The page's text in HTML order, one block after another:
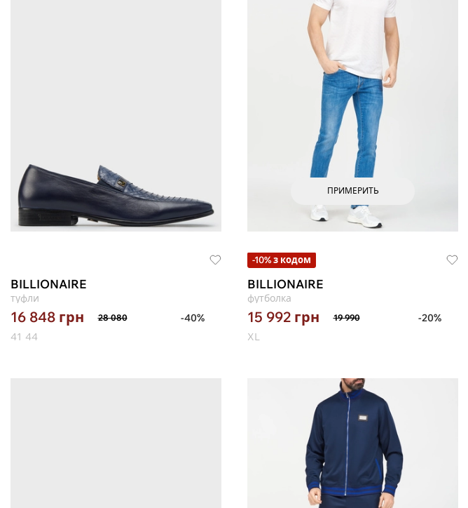
BILLIONAIRE
туфли
16 848 грн 28 080
-40%
41 44
ПРИМЕРИТЬ
-10% з кодом
BILLIONAIRE
футболка
15 992 грн 19 990
-20%
XL